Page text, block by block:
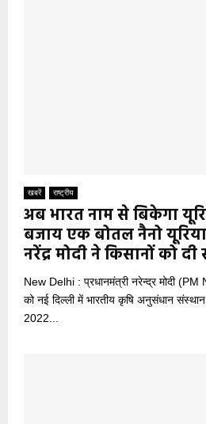
खबरें राष्ट्रीय
अब भारत नाम से बिकेगा
बजाय एक बोतल नैनो यूरिया
नरेंद्र मोदी ने किसानों को दी
New Delhi : प्रधानमंत्री नरेन्‍द्र मोदी
को नई दिल्ली में भारतीय कृषि अनुसंधान
2022...